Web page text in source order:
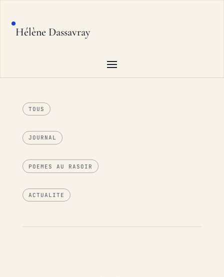
Hélène Dassavray
TOUS
JOURNAL
POEMES AU RASOIR
ACTUALITE